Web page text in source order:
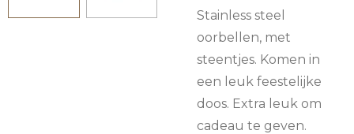
Stainless steel
oorbellen, met
steentjes. Komen in
een leuk feestelijke
doos. Extra leuk om
cadeau te geven.